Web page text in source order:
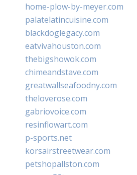
home-plow-by-meyer.com
palatelatincuisine.com
blackdoglegacy.com
eatvivahouston.com
thebigshowok.com
chimeandstave.com
greatwallseafoodny.com
theloverose.com
gabriovoice.com
resinflowart.com
p-sports.net
korsairstreetwear.com
petshopallston.com